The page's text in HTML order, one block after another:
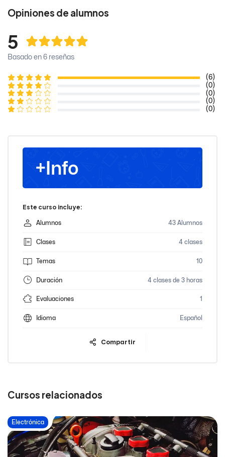
Opiniones de alumnos
5
Basado en 6 reseñas
(6)
(0)
(0)
(0)
(0)
+Info
Este curso incluye:
Alumnos 43 Alumnos
Clases 4 clases
Temas 10
Duración 4 clases de 3 horas
Evaluaciones 1
Idioma Español
Compartir
Cursos relacionados
Electrónica